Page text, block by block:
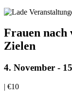
Frauen
Zielen
4. November -
| €10